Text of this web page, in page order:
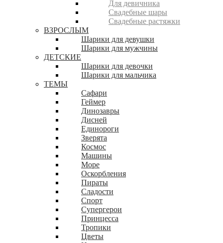
Для девичника
Свадебные шары
Свадебные растяжки
ВЗРОСЛЫМ
Шарики для девушки
Шарики для мужчины
ДЕТСКИЕ
Шарики для девочки
Шарики для мальчика
ТЕМЫ
Сафари
Геймер
Динозавры
Дисней
Единороги
Зверята
Космос
Машины
Море
Оскорбления
Пираты
Сладости
Спорт
Супергерои
Принцесса
Тропики
Цветы